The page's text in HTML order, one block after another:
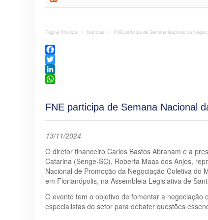
Página Principal Notícias FNE participa de Semana Nacional da
Facebook
Twitter
LinkedIn
FNE participa de Semana Nacional
13/11/2024
O diretor financeiro Carlos Bastos Abraham e a
Catarina (Senge-SC), Roberta Maas dos Anjos,
Nacional de Promoção da Negociação Coletiva do
em Florianópolis, na Assembleia Legislativa de
O evento tem o objetivo de fomentar a
especialistas do setor para debater questões